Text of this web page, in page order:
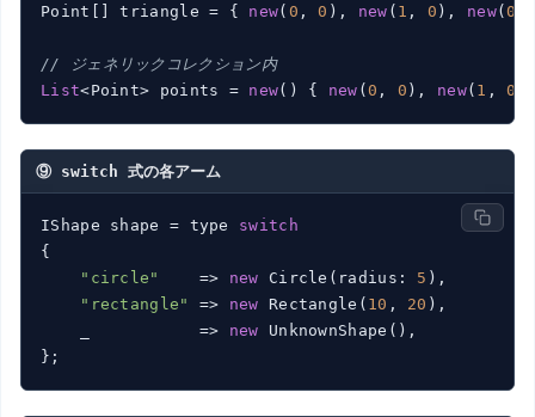
Point[] triangle = { new( 0 , 0 ), new ( 1 , 0 ), new(0
// ジェネリックコレクション内
List<Point> points = new() { new ( 0 , 0 ), new( 1 , 0
⑨ switch 式の各アーム
IShape shape = type switch
{
"circle"
    =>
new Circle(radius: 5 ),
"rectangle"
=> new Rectangle( 10 , 20 ),
    _           =>
new UnknownShape(),